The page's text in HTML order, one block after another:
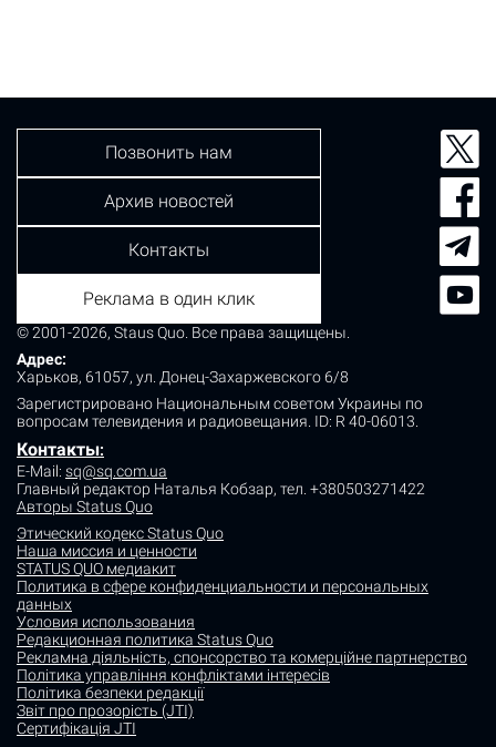
© 2001-2026, Staus Quo. Все права защищены.
Адрес:
Харьков, 61057, ул. Донец-Захаржевского 6/8
Зарегистрировано Национальным советом Украины по
вопросам телевидения и радиовещания. ID: R 40-06013.
Контакты:
E-Mail: sq@sq.com.ua
Главный редактор Наталья Кобзар, тел. +380503271422
Авторы Status Quo
Этический кодекс Status Quo
Наша миссия и ценности
STATUS QUO медиакит
Политика в сфере конфиденциальности и персональных
данных
Условия использования
Редакционная политика Status Quo
Рекламна діяльність, спонсорство та комерційне партнерство
Політика управління конфліктами інтересів
Політика безпеки редакції
Звіт про прозорість (JTI)
Сертифікація JTI
Позвонить нам
Архив новостей
Контакты
Реклама в один клик